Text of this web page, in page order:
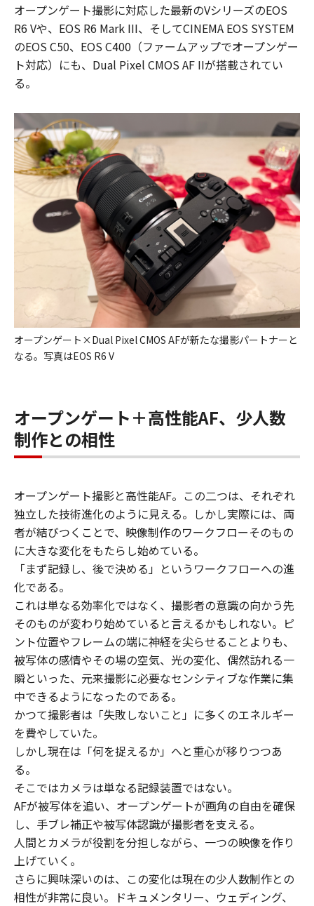
オープンゲート撮影に対応した最新のVシリーズのEOS
R6 Vや、EOS R6 Mark III、そしてCINEMA EOS SYSTEM
のEOS C50、EOS C400（ファームアップでオープンゲー
ト対応）にも、Dual Pixel CMOS AF IIが搭載されてい
る。
オープンゲート×Dual Pixel CMOS AFが新たな撮影パートナーと
なる。写真はEOS R6 V
オープンゲート＋高性能AF、少人数
制作との相性
オープンゲート撮影と高性能AF。この二つは、それぞれ
独立した技術進化のように見える。しかし実際には、両
者が結びつくことで、映像制作のワークフローそのもの
に大きな変化をもたらし始めている。
「まず記録し、後で決める」というワークフローへの進
化である。
これは単なる効率化ではなく、撮影者の意識の向かう先
そのものが変わり始めていると言えるかもしれない。ピ
ント位置やフレームの端に神経を尖らせることよりも、
被写体の感情やその場の空気、光の変化、偶然訪れる一
瞬といった、元来撮影に必要なセンシティブな作業に集
中できるようになったのである。
かつて撮影者は「失敗しないこと」に多くのエネルギー
を費やしていた。
しかし現在は「何を捉えるか」へと重心が移りつつあ
る。
そこではカメラは単なる記録装置ではない。
AFが被写体を追い、オープンゲートが画角の自由を確保
し、手ブレ補正や被写体認識が撮影者を支える。
人間とカメラが役割を分担しながら、一つの映像を作り
上げていく。
さらに興味深いのは、この変化は現在の少人数制作との
相性が非常に良い。ドキュメンタリー、ウェディング、